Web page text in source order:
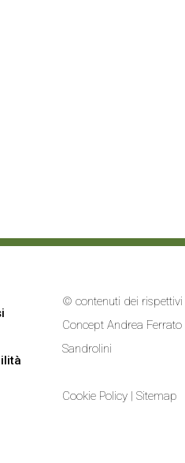
© contenuti dei
Concept Andrea
Sandrolini
Cookie Policy | Sitemap